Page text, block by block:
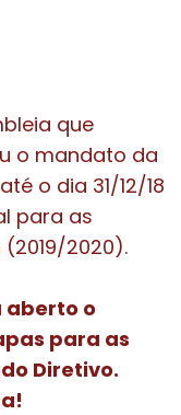
que
o mandato da
o dia 31/12/18
para as
2020).
aberto o
para as
Diretivo.